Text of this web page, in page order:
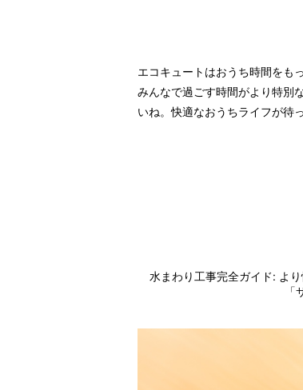
エコキュートはおうち時間をも
みんなで過ごす時間がより特別
いね。快適なおうちライフが待
水まわり工事完全ガイド: よ